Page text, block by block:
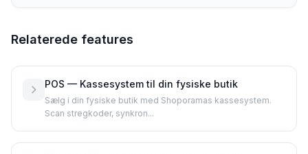
Relaterede features
POS — Kassesystem til din fysiske butik
Sælg i din fysiske butik med Shoporamas kassesystem.
Scan stregkoder, synkron...